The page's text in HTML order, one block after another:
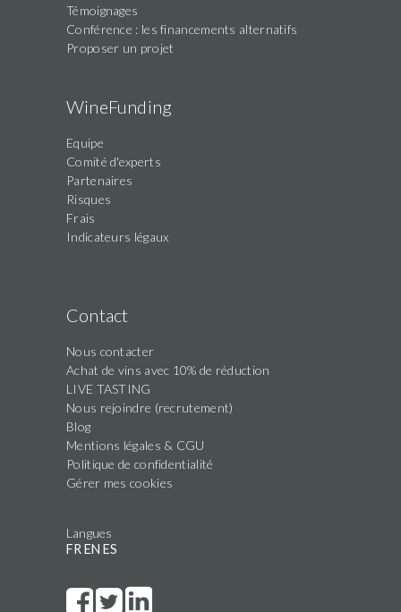
Témoignages
Conférence : les financements alternatifs
Proposer un projet
WineFunding
Equipe
Comité d'experts
Partenaires
Risques
Frais
Indicateurs légaux
Contact
Nous contacter
Achat de vins avec 10% de réduction
LIVE TASTING
Nous rejoindre (recrutement)
Blog
Mentions légales & CGU
Politique de confidentialité
Gérer mes cookies
Langues
FR EN ES